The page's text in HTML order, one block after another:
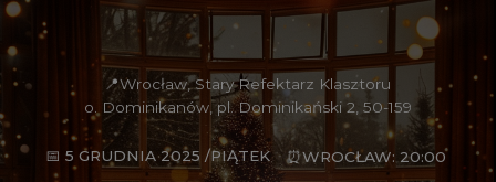
wejście od 19:45, Czas trwania około 60 minut
⏰WROCŁAW: 20:00
📅 5 GRUDNIA 2025 /PIĄTEK
📍Wrocław, Stary Refektarz Klasztoru
o. Dominikanów, pl. Dominikański 2, 50-159